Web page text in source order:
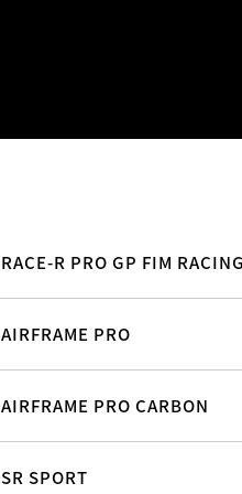
RACE-R PRO GP FIM
AIRFRAME PRO
AIRFRAME PRO CARBON
SR SPORT